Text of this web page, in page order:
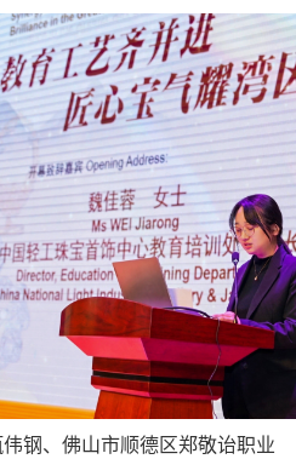
钢、佛山市顺德区郑敬诒职业